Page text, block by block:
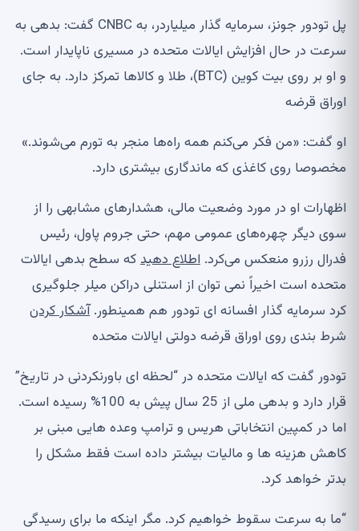
پل تودور جونز، سرمایه گذار میلیاردر، به CNBC گفت: بدهی به
سرعت در حال افزایش ایالات متحده در مسیری ناپایدار است.
و او بر روی بیت کوین (BTC)، طلا و کالاها تمرکز دارد. به جای
اوراق قرضه
او گفت: «من فکر می‌کنم همه راه‌ها منجر به تورم می‌شوند.»
مخصوصا روی کاغذی که ماندگاری بیشتری دارد.
اظهارات او در مورد وضعیت مالی، هشدارهای مشابهی را از
سوی دیگر چهره‌های عمومی مهم، حتی جروم پاول، رئیس
فدرال رزرو منعکس می‌کرد. اطلاع دهیدکه سطح بدهی ایالات
متحده است اخیراً نمی توان از استنلی دراکن میلر جلوگیری
کرد سرمایه گذار افسانه ای تودور هم همینطور.آشکار کردن
شرط بندی روی اوراق قرضه دولتی ایالات متحده
تودور گفت که ایالات متحده در “لحظه ای باورنکردنی در تاریخ”
قرار دارد و بدهی ملی از 25 سال پیش به 100% رسیده است.
اما در کمپین انتخاباتی هریس و ترامپ وعده هایی مبنی بر
کاهش هزینه ها و مالیات بیشتر داده است فقط مشکل را
بدتر خواهد کرد.
“ما به سرعت سقوط خواهیم کرد. مگر اینکه ما برای رسیدگی